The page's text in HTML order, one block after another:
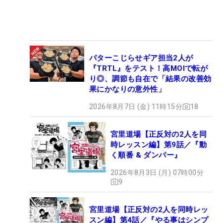
パターこじらせギア担当2人が
『TRTL』をテスト！高MOIで転が
り◎、調節も自在で「結果の改善効
果にかなりの意外性」
2026年8月7日 (金) 11時15分 18
宮里道場【正反対の2人を同
時レッスン編】第9話／『動
く順番 & ダンパー』
2026年8月3日 (月) 07時00分
9
宮里道場【正反対の2人を同時レッ
スン編】第4話／『やる事はシンプ